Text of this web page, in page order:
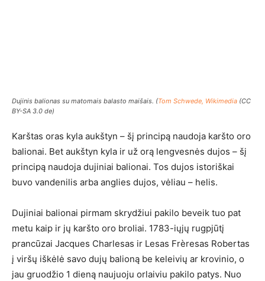
Dujinis balionas su matomais balasto maišais. (Tom Schwede, Wikimedia (CC
BY-SA 3.0 de)
Karštas oras kyla aukštyn – šį principą naudoja karšto oro
balionai. Bet aukštyn kyla ir už orą lengvesnės dujos – šį
principą naudoja dujiniai balionai. Tos dujos istoriškai
buvo vandenilis arba anglies dujos, vėliau – helis.
Dujiniai balionai pirmam skrydžiui pakilo beveik tuo pat
metu kaip ir jų karšto oro broliai. 1783-iųjų rugpjūtį
prancūzai Jacques Charlesas ir Lesas Frèresas Robertas
į viršų iškėlė savo dujų balioną be keleivių ar krovinio, o
jau gruodžio 1 dieną naujuoju orlaiviu pakilo patys. Nuo